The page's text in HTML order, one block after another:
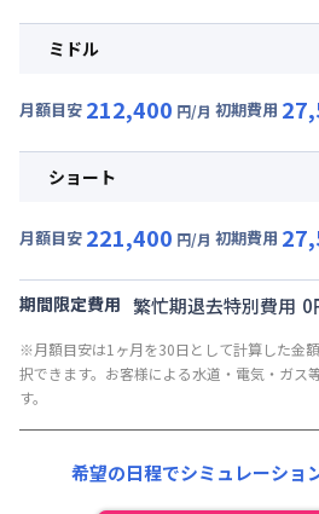
月額賃料目安(30日利用)
光熱費他 : 24,000円/月 (800円/日) (
その他費用 :
ミドル
月額目安 212,400 円/月 初期費用
月額賃料目安(30日利用)
光熱費他 : 24,000円/月 (800円/日) (
その他費用 :
ショート
月額目安 221,400 円/月 初期費用
月額賃料目安(30日利用)
光熱費他 : 24,000円/月 (800円/日) (
清掃料他 :
その他費用 :
期間限定費用 繁忙期退去特別費用 0
※月額目安は1ヶ月を30日として計算した金
択できます。お客様による水道・電気・ガス
す。
希望の日程でシミュレーショ